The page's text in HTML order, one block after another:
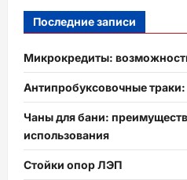
Последние записи
Микрокредиты:
Антипробуксовочные
Чаны для бани:
использования
Стойки опор ЛЭП